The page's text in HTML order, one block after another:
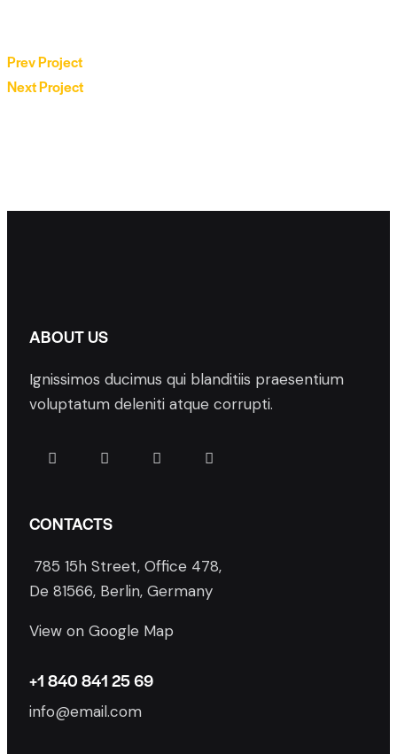
Prev Project
Next Project
ABOUT US
Ignissimos ducimus qui blanditiis praesentium
voluptatum deleniti atque corrupti.
CONTACTS
785 15h Street, Office 478,
De 81566, Berlin, Germany
View on Google Map
+1 840 841 25 69
info@email.com